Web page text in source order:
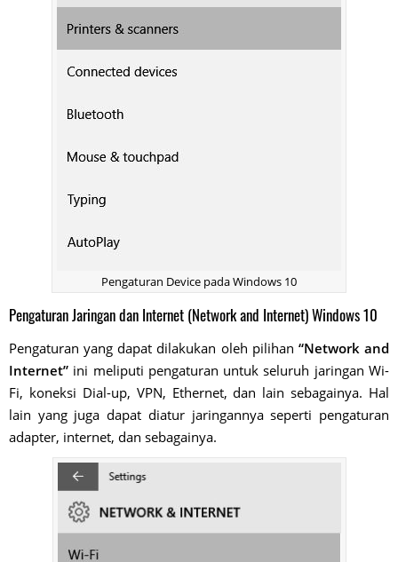
Pengaturan Device pada Windows 10
Pengaturan Jaringan dan Internet (Network and Internet) Windows 10
Pengaturan yang dapat dilakukan oleh pilihan “Network and
Internet” ini meliputi pengaturan untuk seluruh jaringan Wi-
Fi, koneksi Dial-up, VPN, Ethernet, dan lain sebagainya. Hal
lain yang juga dapat diatur jaringannya seperti pengaturan
adapter, internet, dan sebagainya.